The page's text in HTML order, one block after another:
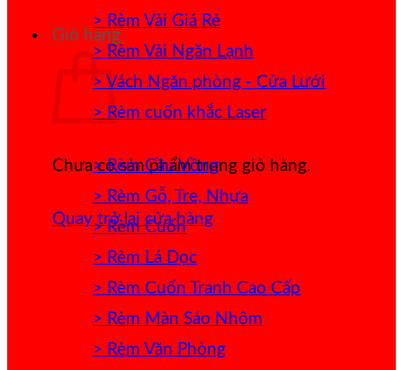
Giỏ hàng
Chưa có sản phẩm trong giỏ hàng.
Quay trở lại cửa hàng
> Rèm Vải Giá Rẻ
> Rèm Vải Ngăn Lạnh
> Vách Ngăn phòng - Cửa Lưới
> Rèm cuốn khắc Laser
> Rèm Cầu Vồng
> Rèm Gỗ, Tre, Nhựa
> Rèm Cuốn
> Rèm Lá Dọc
> Rèm Cuốn Tranh Cao Cấp
> Rèm Màn Sáo Nhôm
> Rèm Văn Phòng